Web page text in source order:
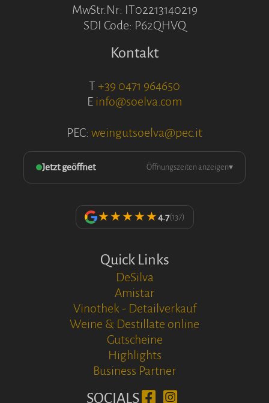
MwStr.Nr: IT02213140219
SDI Code: P62QHVQ
Kontakt
T +39 0471 964650
E info@soelva.com
PEC: weingutsoelva@pec.it
Jetzt geöffnet Öffnungszeiten anzeigen▾
★★★★★4.7(137)
Quick Links
DeSilva
Amistar
Vinothek - Detailverkauf
Weine & Destillate online
Gutscheine
Highlights
Business Partner
SOCIALS